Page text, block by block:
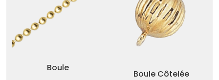
Boule
Boule Côtelée